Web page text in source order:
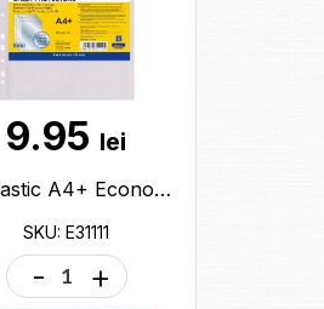
9.95 lei
File plastic A4+ Economix 30mk (20buc) E31111
SKU: E31111
- +